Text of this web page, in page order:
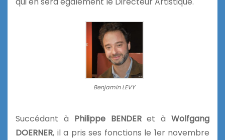
Benjamin LEVY
Succédant à Philippe BENDERet àWolfgang
DOERNER, il a pris ses fonctions le 1er novembre